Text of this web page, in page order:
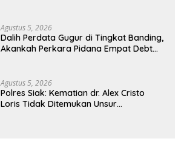
Agustus 5, 2026
Dalih Perdata Gugur di Tingkat Banding,
Akankah Perkara Pidana Empat Debt
Agustus 5, 2026
Polres Siak: Kematian dr. Alex Cristo
Loris Tidak Ditemukan Unsur